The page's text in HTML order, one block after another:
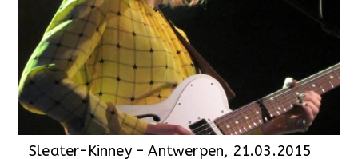
Sleater-Kinney – Antwerpen, 21.03.2015